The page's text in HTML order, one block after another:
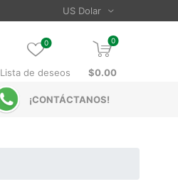
Lista de deseos
0 0
$0.00
¡CONTÁCTANOS!